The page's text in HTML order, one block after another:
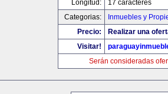
Longitud:
17 caracteres
Categorias:
Inmuebles y
Precio:
Realizar una
Visitar!
Serán consideradas